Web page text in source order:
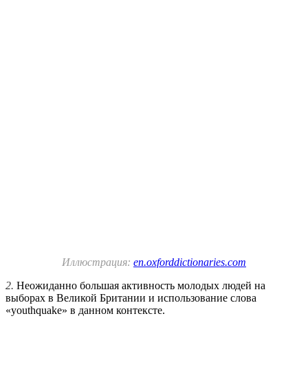
Иллюстрация: en.oxforddictionaries.com
2. Неожиданно большая активность молодых людей на
выборах в Великой Британии и использование слова
«youthquake» в данном контексте.